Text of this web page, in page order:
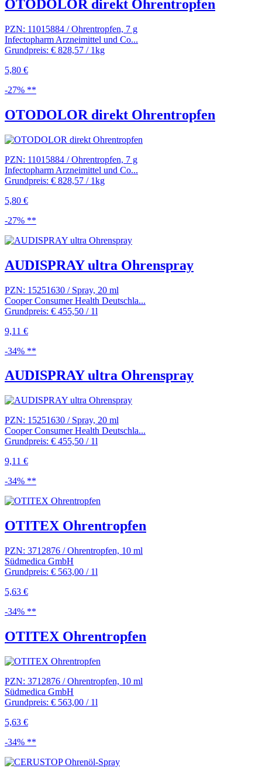
OTODOLOR direkt Ohrentropfen
PZN: 11015884 / Ohrentropfen, 7 g
Infectopharm Arzneimittel und Co...
Grundpreis: € 828,57 / 1kg
5,80 €
-27% **
OTODOLOR direkt Ohrentropfen
PZN: 11015884 / Ohrentropfen, 7 g
Infectopharm Arzneimittel und Co...
Grundpreis: € 828,57 / 1kg
5,80 €
-27% **
AUDISPRAY ultra Ohrenspray
PZN: 15251630 / Spray, 20 ml
Cooper Consumer Health Deutschla...
Grundpreis: € 455,50 / 1l
9,11 €
-34% **
AUDISPRAY ultra Ohrenspray
PZN: 15251630 / Spray, 20 ml
Cooper Consumer Health Deutschla...
Grundpreis: € 455,50 / 1l
9,11 €
-34% **
OTITEX Ohrentropfen
PZN: 3712876 / Ohrentropfen, 10 ml
Südmedica GmbH
Grundpreis: € 563,00 / 1l
5,63 €
-34% **
OTITEX Ohrentropfen
PZN: 3712876 / Ohrentropfen, 10 ml
Südmedica GmbH
Grundpreis: € 563,00 / 1l
5,63 €
-34% **